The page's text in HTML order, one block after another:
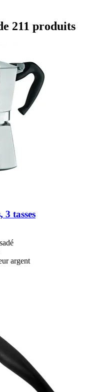
211 produits
3 tasses
argent